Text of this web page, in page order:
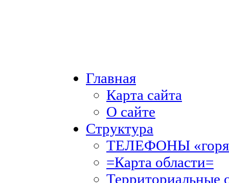
Главная
Карта сайта
О сайте
Структура
ТЕЛЕФОНЫ
=Карта области=
Территориальные